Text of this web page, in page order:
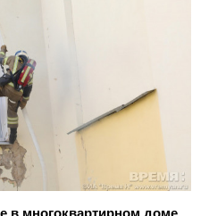
в многоквартирном доме